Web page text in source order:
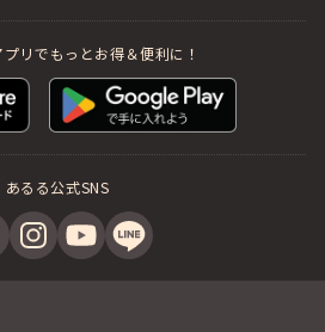
リでもっとお得＆便利に！
あるる公式SNS